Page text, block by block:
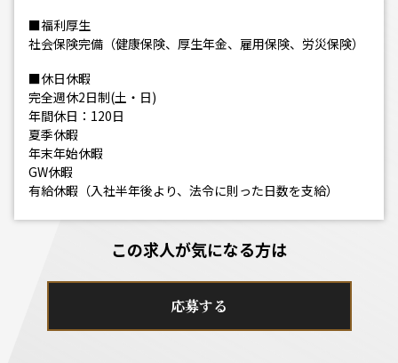
■福利厚生
社会保険完備（健康保険、厚生年金、雇用保険、労災保険）
■休日休暇
完全週休2日制(土・日)
年間休日：120日
夏季休暇
年末年始休暇
GW休暇
有給休暇（入社半年後より、法令に則った日数を支給）
この求人が気になる方は
応募する